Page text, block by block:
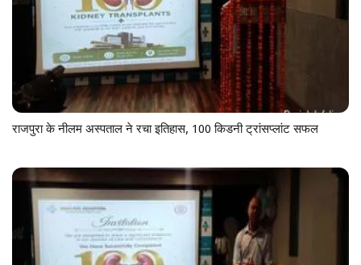
राजपुरा के नीलम अस्पताल ने रचा इतिहास, 100 किडनी ट्रांसप्लांट सफल